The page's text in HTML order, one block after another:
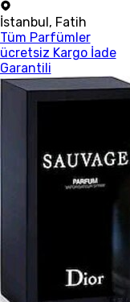
İstanbul , Fatih
Tüm Parfümler
ücretsiz Kargo İade
Garantili